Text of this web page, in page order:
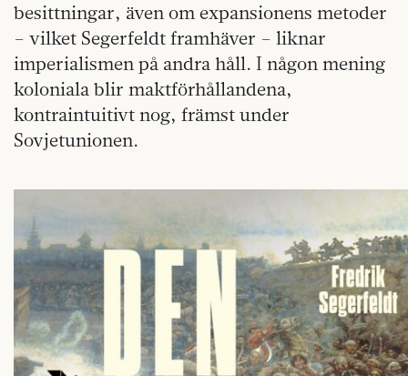
besittningar, även om expansionens metoder
– vilket Segerfeldt framhäver – liknar
imperialismen på andra håll. I någon mening
koloniala blir maktförhållandena,
kontraintuitivt nog, främst under
Sovjetunionen.